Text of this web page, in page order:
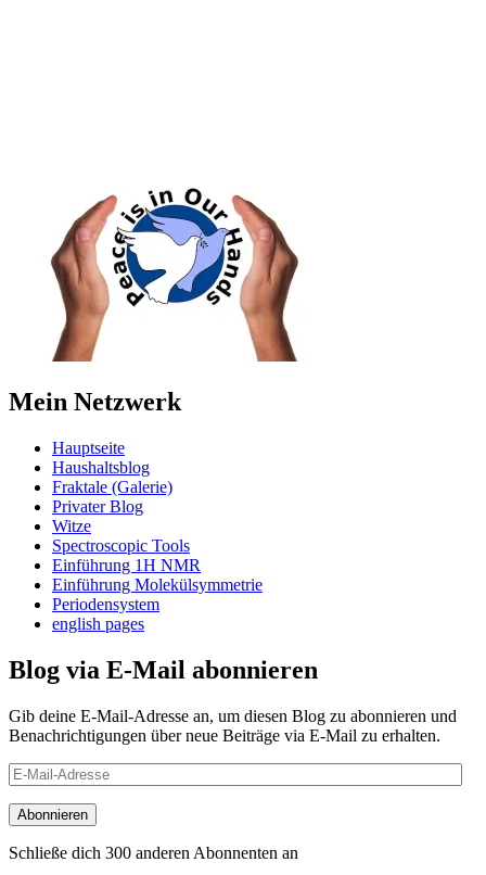
Mein Netzwerk
Hauptseite
Haushaltsblog
Fraktale (Galerie)
Privater Blog
Witze
Spectroscopic Tools
Einführung 1H NMR
Einführung Molekülsymmetrie
Periodensystem
english pages
Blog via E-Mail abonnieren
Gib deine E-Mail-Adresse an, um diesen Blog zu abonnieren und
Benachrichtigungen über neue Beiträge via E-Mail zu erhalten.
E-
Mail-
Adresse
Abonnieren
Schließe dich 300 anderen Abonnenten an